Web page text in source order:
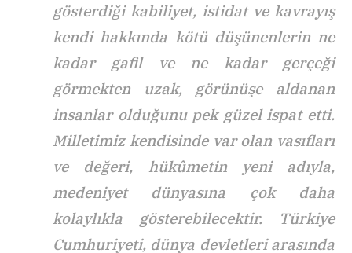
gösterdiği kabiliyet, istidat ve kavrayış
kendi hakkında kötü düşünenlerin ne
kadar gafil ve ne kadar gerçeği
görmekten uzak, görünüşe aldanan
insanlar olduğunu pek güzel ispat etti.
Milletimiz kendisinde var olan vasıfları
ve değeri, hükûmetin yeni adıyla,
medeniyet dünyasına çok daha
kolaylıkla gösterebilecektir. Türkiye
Cumhuriyeti, dünya devletleri arasında